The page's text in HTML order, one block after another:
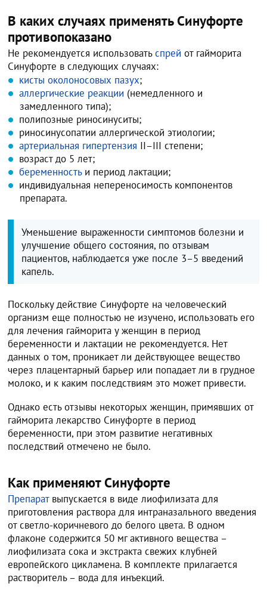
В каких случаях применять Синуфорте
противопоказано
Не рекомендуется использоватьспрей от гайморита
Синуфорте в следующих случаях:
кисты околоносовых пазух;
аллергические реакции (немедленного и
замедленного типа);
полипозные риносинуситы;
риносинусопатии аллергической этиологии;
артериальная гипертензия II–III степени;
возраст до 5 лет;
беременностьи период лактации;
индивидуальная непереносимость компонентов
препарата.
Уменьшение выраженности симптомов болезни и
улучшение общего состояния, по отзывам
пациентов, наблюдается уже после 3–5 введений
капель.
Поскольку действие Синуфорте на человеческий
организм еще полностью не изучено, использовать его
для лечения гайморита у женщин в период
беременности и лактации не рекомендуется. Нет
данных о том, проникает ли действующее вещество
через плацентарный барьер или попадает ли в грудное
молоко, и к каким последствиям это может привести.
Однако есть отзывы некоторых женщин, примявших от
гайморита лекарство Синуфорте в период
беременности, при этом развитие негативных
последствий отмечено не было.
Как применяют Синуфорте
Препаратвыпускается в виде лиофилизата для
приготовления раствора для интраназального введения
от светло-коричневого до белого цвета. В одном
флаконе содержится 50 мг активного вещества –
лиофилизата сока и экстракта свежих клубней
европейского цикламена. В комплекте прилагается
растворитель – вода для инъекций.